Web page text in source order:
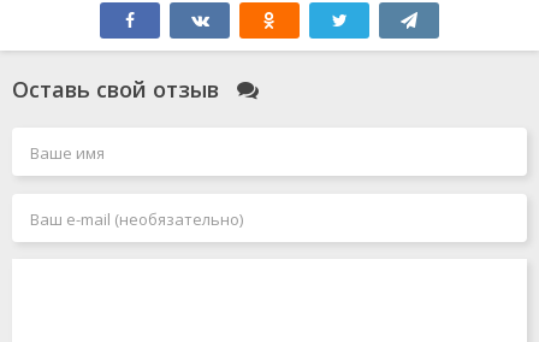
Оставь свой отзыв